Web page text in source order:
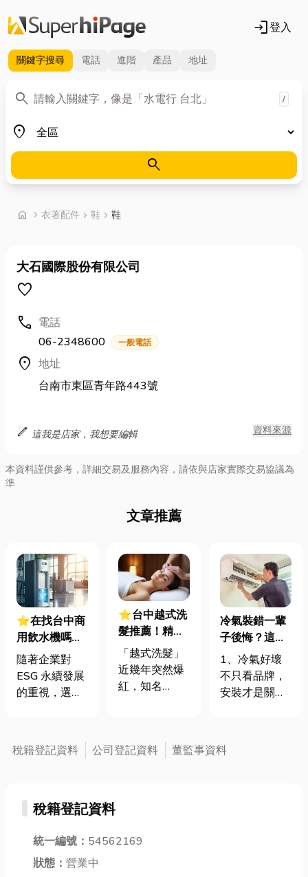
login登入
關鍵字搜尋 電話 進階 產品 地址
search
關鍵字 /
place
地區
search
home chevron_right 首頁
衣著配件 chevron_right 鞋 chevron_right 鞋
大石國際股份有限公司
favorite
call 電話
06-2348600
一般電話
location_on 地址
台南市東區青年路443號
edit 這我是店家，我想要編輯 資料來源
本資料謹供參考，詳細交易及服務內容，請依與店家實際交易協議為
準
文章推薦
⭐在找台中商
用飲水機嗎？
先來了解怎麼
挑最省電！企
業採購必看的
隨著企業對
ESG 永續發展
的重視，選擇
減塑行動的第
一步。現代商
RO 逆滲透技
殺菌功能，確
保每一口水都
⭐台中越式洗
髮推薦！精選
9間人氣台中
越式洗髮~越
式洗髮與台式
「越式洗髮」
近幾年突然爆
紅，知名
風體驗。隨著
的一部分，更
冷氣裝錯一輩
子後悔？這些
你一定不知道
的冷氣安裝技
巧
1、冷氣好壞
不只看品牌，
安裝才是關鍵
多數人第一個
問的是：「這
稅籍登記資料 公司登記資料 董監事資料
稅籍登記資料
統一編號： 54562169
狀態： 營業中